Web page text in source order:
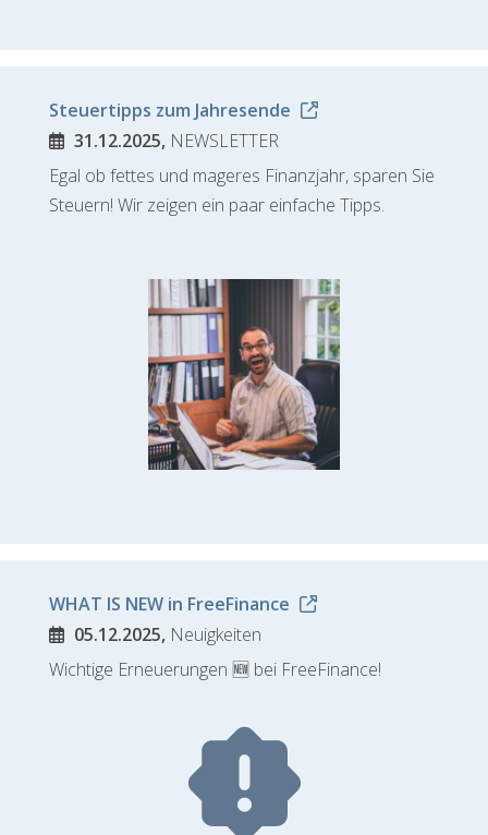
Steuertipps zum Jahresende
31.12.2025, NEWSLETTER
Egal ob fettes und mageres Finanzjahr, sparen Sie
Steuern! Wir zeigen ein paar einfache Tipps.
WHAT IS NEW in FreeFinance
05.12.2025, Neuigkeiten
Wichtige Erneuerungen 🆕 bei FreeFinance!